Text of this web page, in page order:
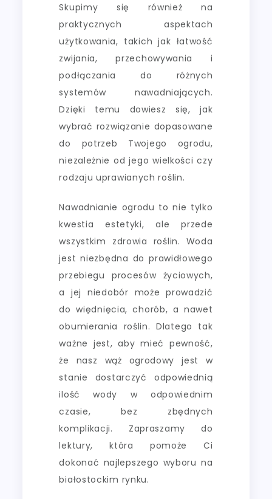
Skupimy się również na
praktycznych aspektach
użytkowania, takich jak łatwość
zwijania, przechowywania i
podłączania do różnych
systemów nawadniających.
Dzięki temu dowiesz się, jak
wybrać rozwiązanie dopasowane
do potrzeb Twojego ogrodu,
niezależnie od jego wielkości czy
rodzaju uprawianych roślin.
Nawadnianie ogrodu to nie tylko
kwestia estetyki, ale przede
wszystkim zdrowia roślin. Woda
jest niezbędna do prawidłowego
przebiegu procesów życiowych,
a jej niedobór może prowadzić
do więdnięcia, chorób, a nawet
obumierania roślin. Dlatego tak
ważne jest, aby mieć pewność,
że nasz wąż ogrodowy jest w
stanie dostarczyć odpowiednią
ilość wody w odpowiednim
czasie, bez zbędnych
komplikacji. Zapraszamy do
lektury, która pomoże Ci
dokonać najlepszego wyboru na
białostockim rynku.